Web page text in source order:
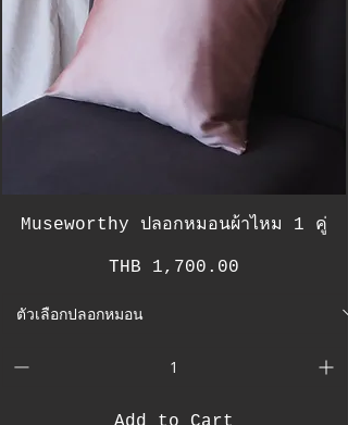
Museworthy ปลอกหมอนผ้าไหม 1 คู่
Price
THB 1,700.00